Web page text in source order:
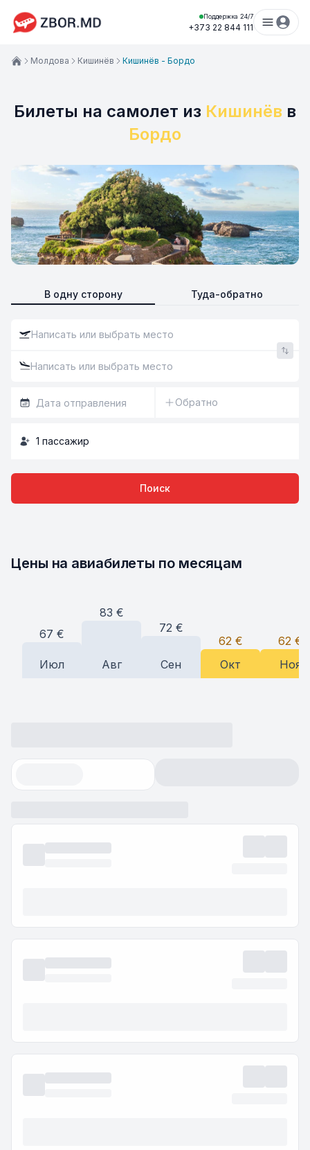
Поддержка 24/7
+373 22 844 111
Билеты на самолет из Кишинёв в
Бордо
В одну сторону Туда-обратно
Обратно
1 пассажир
Поиск
Молдова Кишинёв Кишинёв - Бордо
Цены на авиабилеты по месяцам
67 €
Июл
83 €
Авг
72 €
Сен
62€
Окт
62€
Ноя